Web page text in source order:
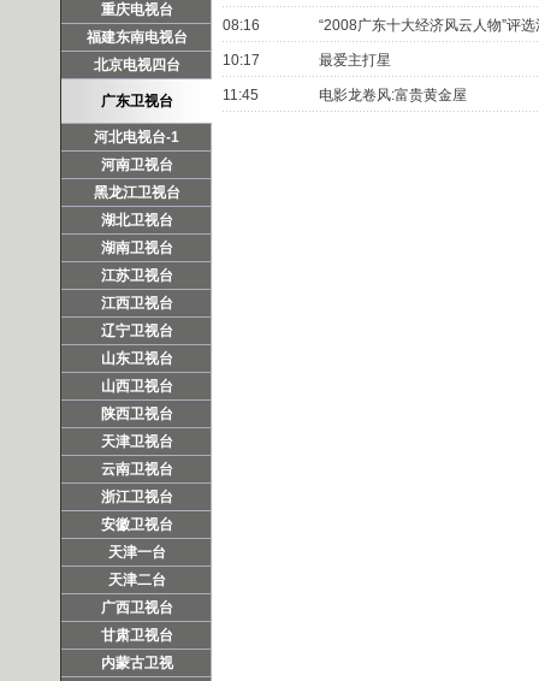
重庆电视台
福建东南电视台
北京电视四台
广东卫视台
河北电视台-1
河南卫视台
黑龙江卫视台
湖北卫视台
湖南卫视台
江苏卫视台
江西卫视台
辽宁卫视台
山东卫视台
山西卫视台
陕西卫视台
天津卫视台
云南卫视台
浙江卫视台
安徽卫视台
天津一台
天津二台
广西卫视台
甘肃卫视台
内蒙古卫视
08:16 “2008广东十大经济风云人物”评
10:17 最爱主打星
11:45 电影龙卷风:富贵黄金屋